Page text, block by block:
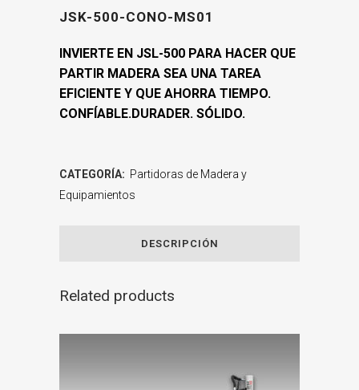
JSK-500-CONO-MS01
INVIERTE EN JSL-500 PARA HACER QUE
PARTIR MADERA SEA UNA TAREA
EFICIENTE Y QUE AHORRA TIEMPO.
CONFÍABLE.DURADER. SÓLIDO.
CATEGORÍA: Partidoras de Madera y
Equipamientos
DESCRIPCIÓN
Related products